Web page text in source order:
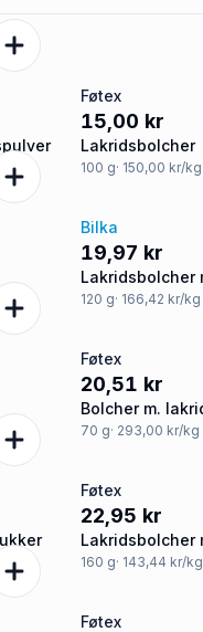
Føtex
15,00 kr
Lakridsbolcher
100 g· 150,00 kr/kg
Bilka
19,97 kr
Lakridsbolcher
120 g· 166,42 kr/kg
Føtex
20,51 kr
Bolcher m.
sukkerfri
70 g· 293,00 kr/kg
Føtex
22,95 kr
Lakridsbolcher
salmiakpulver
160 g· 143,44 kr/kg
Føtex